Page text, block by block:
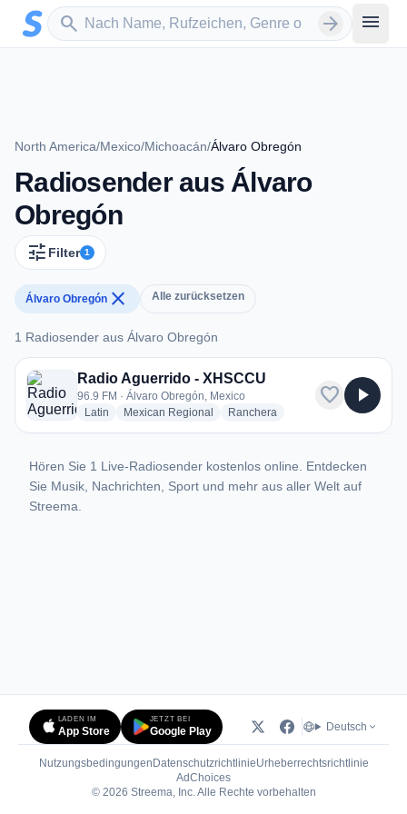
Zum Hauptinhalt springen
search
Sender suchen arrow_forward menu
North America/Mexico/Michoacán/Álvaro Obregón
Radiosender aus Álvaro
Obregón
tune Filter 1
Álvaro Obregón close Alle zurücksetzen
1 Radiosender aus Álvaro Obregón
1 Radiosender aus Álvaro Obregón
Radio Aguerrido - XHSCCU
96.9 FM · Álvaro Obregón, Mexico
Latin radio stations
Mexican Regional radio stations
Ranchera
favorite play_arrow
Hören Sie 1 Live-Radiosender kostenlos online. Entdecken
Sie Musik, Nachrichten, Sport und mehr aus aller Welt auf
Streema.
LADEN IM
App Store
JETZT BEI
Google Play Deutsch
Nutzungsbedingungen DatenschutzrichtlinieUrheberrechtsrichtlinie
AdChoices(öffnet in neuem Tab)
© 2026 Streema, Inc. Alle Rechte vorbehalten